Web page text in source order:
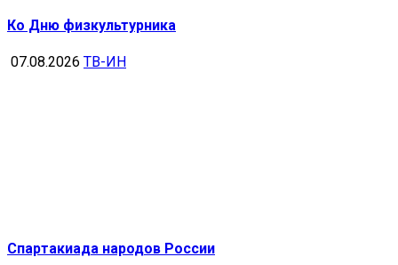
Ко Дню физкультурника
07.08.2026 ТВ-ИН
Спартакиада народов России